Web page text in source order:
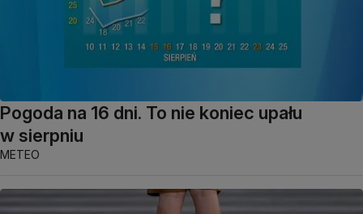
Pogoda na 16 dni. To nie koniec upału
w sierpniu
METEO